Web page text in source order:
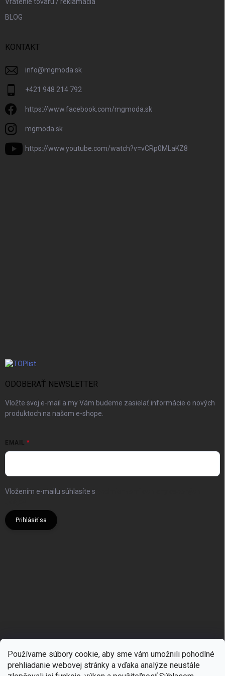
Používame súbory cookie, aby sme vám umožnili pohodlné
prehliadanie webovej stránky a vďaka analýze neustále
Vrátenie tovaru / reklamácia
BLOG
KONTAKT
info@mgmoda.sk
+421 948 214 792
https://www.facebook.com/mgmoda.sk
mgmoda.sk
https://www.youtube.com/watch?v=vCRp0MLaKZ8
ODOBERAŤ NEWSLETTER
Vložte svoj e-mail a my Vám budeme zasielať informácie o nových
produktoch na našom e-shope.
EMAIL
Vložením e-mailu súhlasíte s
Prihlásiť sa